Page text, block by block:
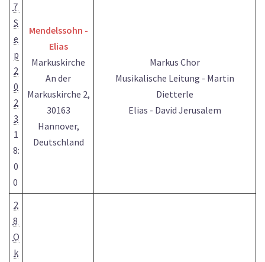
7
S
e
p
2
0
2
3
1
8:
0
0
Mendelssohn -
Elias
Markuskirche
An der
Markuskirche 2,
30163
Hannover,
Deutschland
Markus Chor
Musikalische Leitung - Martin
Dietterle
Elias - David Jerusalem
2
8
O
k